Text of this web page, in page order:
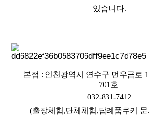
있습니다.
본점 : 인천광역시 연수구 먼우금로
701호
032-831-7412
(출장체험,단체체험,답례품쿠키